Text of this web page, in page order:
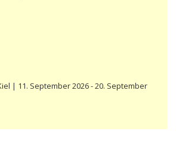
| 11. September 2026 - 20. September